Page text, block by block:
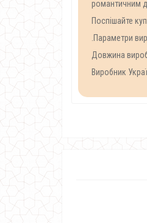
романтичним
Поспішайте
.Параметри
Довжина
Виробник